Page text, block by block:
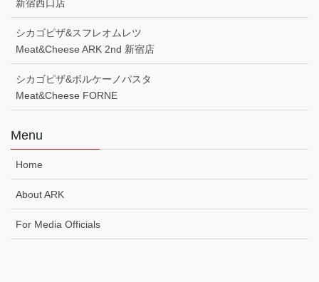
新宿西口店
シカゴピザ&スフレオムレツ
Meat&Cheese ARK 2nd 新宿店
シカゴピザ&ボルケーノパスタ
Meat&Cheese FORNE
Menu
Home
About ARK
For Media Officials